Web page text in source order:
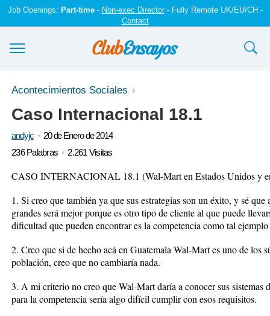
Job Openings: Part-time- Non-exec Director- Fully Remote UK/EU/CH -
Contact
Ensayos y trabajos
Registrarse
Iniciar sesión
Acontecimientos Sociales
Caso Internacional 18.1
andyjc
20 de Enero de 2014
236 Palabras
2.261 Visitas
CASO INTERNACIONAL 18.1 (Wal-Mart en Estados Unidos y
1. Si creo que también ya que sus estrategias son un éxito, y sé que
grandes será mejor porque es otro tipo de cliente al que puede
dificultad que pueden encontrar es la competencia como tal
2. Creo que si de hecho acá en Guatemala Wal-Mart es uno de los
población, creo que no cambiaría nada.
3. A mi criterio no creo que Wal-Mart daría a conocer sus sistemas
para la competencia sería algo difícil cumplir con esos requisitos.